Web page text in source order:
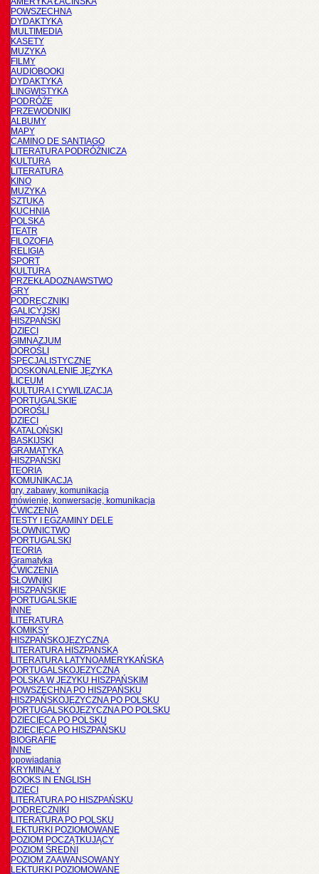
POWSZECHNA
DYDAKTYKA
MULTIMEDIA
KASETY
MUZYKA
FILMY
AUDIOBOOKI
DYDAKTYKA
LINGWISTYKA
PODRÓŻE
PRZEWODNIKI
ALBUMY
MAPY
CAMINO DE SANTIAGO
LITERATURA PODRÓŻNICZA
KULTURA
LITERATURA
KINO
MUZYKA
SZTUKA
KUCHNIA
POLSKA
TEATR
FILOZOFIA
RELIGIA
SPORT
KULTURA
PRZEKŁADOZNAWSTWO
GRY
PODRĘCZNIKI
GALICYJSKI
HISZPAŃSKI
DZIECI
GIMNAZJUM
DOROŚLI
SPECJALISTYCZNE
DOSKONALENIE JĘZYKA
LICEUM
KULTURA I CYWILIZACJA
PORTUGALSKIE
DOROŚLI
DZIECI
KATALOŃSKI
BASKIJSKI
GRAMATYKA
HISZPAŃSKI
TEORIA
KOMUNIKACJA
gry, zabawy, komunikacja
mówienie, konwersacje, komunikacja
ĆWICZENIA
TESTY I EGZAMINY DELE
SŁOWNICTWO
PORTUGALSKI
TEORIA
Gramatyka
ĆWICZENIA
SŁOWNIKI
HISZPAŃSKIE
PORTUGALSKIE
INNE
LITERATURA
KOMIKSY
HISZPAŃSKOJĘZYCZNA
LITERATURA HISZPANSKA
LITERATURA LATYNOAMERYKAŃSKA
PORTUGALSKOJĘZYCZNA
POLSKA W JĘZYKU HISZPAŃSKIM
POWSZECHNA PO HISZPAŃSKU
HISZPAŃSKOJĘZYCZNA PO POLSKU
PORTUGALSKOJĘZYCZNA PO POLSKU
DZIECIĘCA PO POLSKU
DZIECIĘCA PO HISZPAŃSKU
BIOGRAFIE
INNE
opowiadania
KRYMINAŁY
BOOKS IN ENGLISH
DZIECI
LITERATURA PO HISZPAŃSKU
PODRĘCZNIKI
LITERATURA PO POLSKU
LEKTURKI POZIOMOWANE
POZIOM POCZĄTKUJĄCY
POZIOM ŚREDNI
POZIOM ZAAWANSOWANY
LEKTURKI POZIOMOWANE